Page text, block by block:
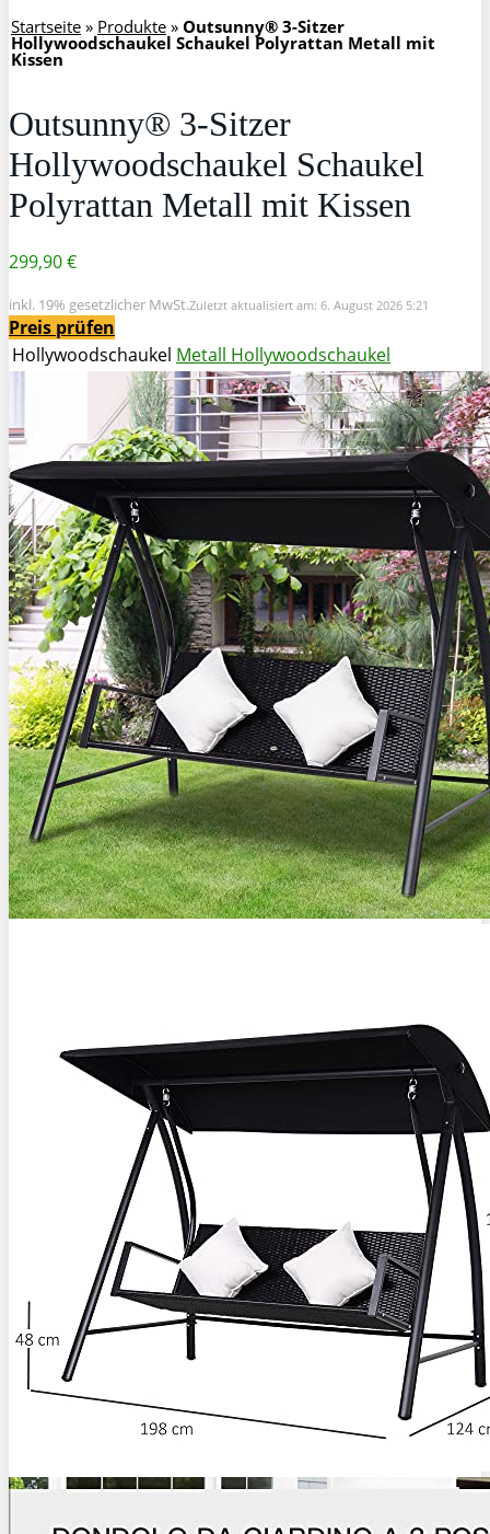
Startseite » Produkte » Outsunny® 3-Sitzer
Hollywoodschaukel Schaukel Polyrattan Metall mit
Kissen
Outsunny® 3-Sitzer
Hollywoodschaukel Schaukel
Polyrattan Metall mit Kissen
299,90 €
inkl. 19% gesetzlicher MwSt.Zuletzt aktualisiert am: 6. August 2026 5:21
Preis prüfen
Hollywoodschaukel Metall Hollywoodschaukel